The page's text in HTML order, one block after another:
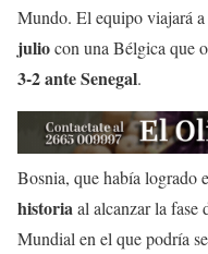
Mundo. El equipo viajará a
juliocon una Bélgica que
3-2 ante Senegal.
Bosnia, que había logrado
historia al alcanzar la fase
Mundial en el que podría